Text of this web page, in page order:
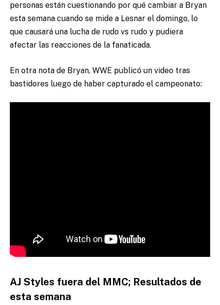
personas están cuestionando por qué cambiar a Bryan
esta semana cuando se mide a Lesnar el domingo, lo
que causará una lucha de rudo vs rudo y pudiera
afectar las reacciones de la fanaticada.
En otra nota de Bryan, WWE publicó un video tras
bastidores luego de haber capturado el campeonato:
AJ Styles fuera del MMC; Resultados de
esta semana